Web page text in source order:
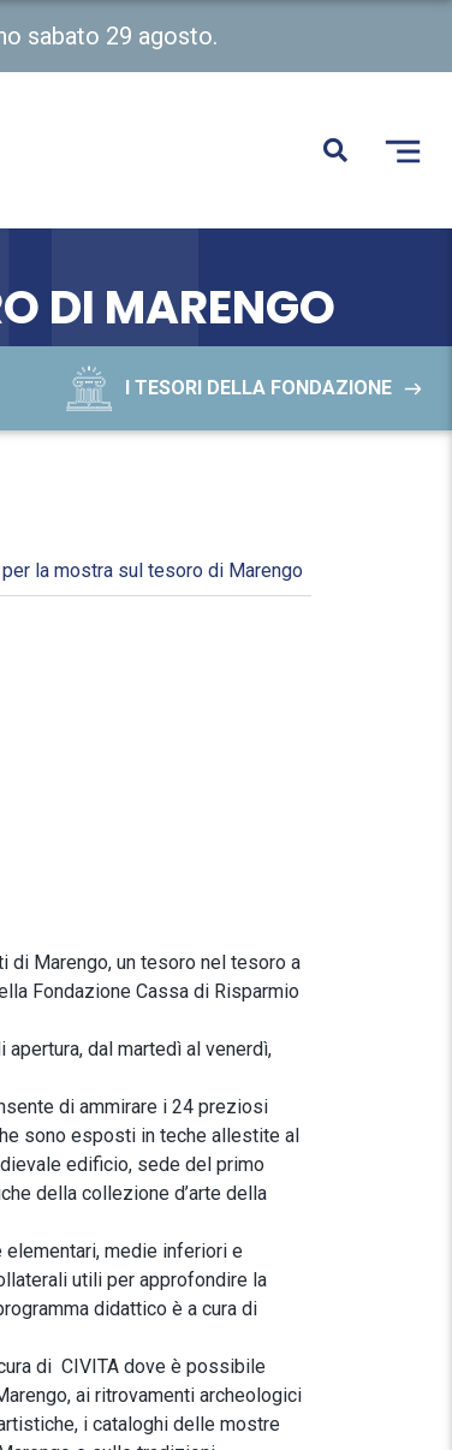
sabato 29 agosto.
DI MARENGO
I TESORI DELLA FONDAZIONE
la mostra sul tesoro di Marengo
di Marengo, un tesoro nel tesoro a
Fondazione Cassa di Risparmio
dal martedì al venerdì,
di ammirare i 24 preziosi
sono esposti in teche allestite al
edificio, sede del primo
della collezione d’arte della
medie inferiori e
utili per approfondire la
didattico è a cura di
di CIVITA dove è possibile
ai ritrovamenti archeologici
i cataloghi delle mostre